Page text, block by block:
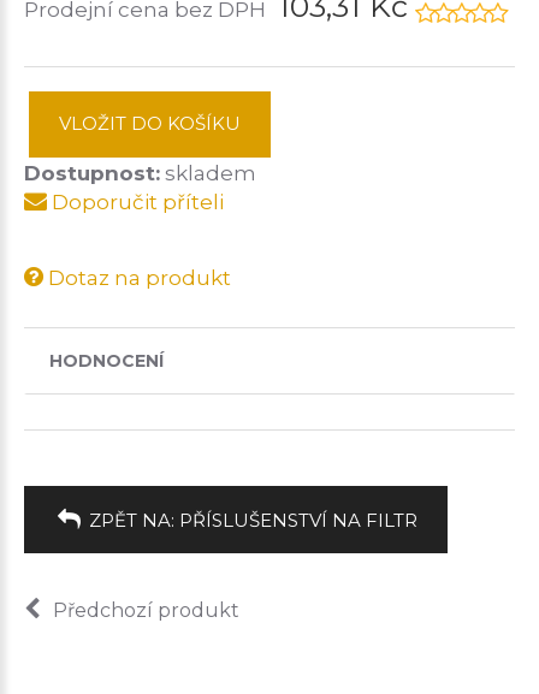
Prodejní cena bez DPH
VLOŽIT DO KOŠÍKU
Dostupnost: skladem
Doporučit příteli
Dotaz na produkt
HODNOCENÍ
ZPĚT NA: PŘÍSLUŠENSTVÍ NA FILTR
Předchozí produkt